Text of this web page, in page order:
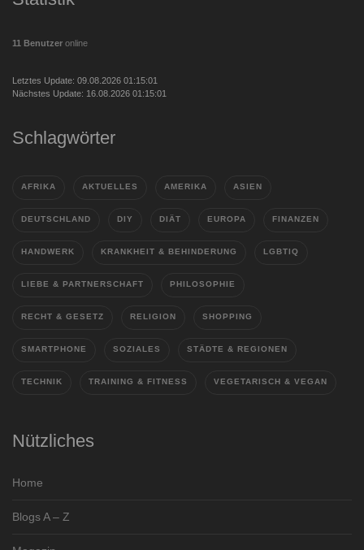
11 Benutzer online
Letztes Update: 09.08.2026 01:15:01
Nächstes Update: 16.08.2026 01:15:01
Schlagwörter
AFRIKA AKTUELLES AMERIKA ASIEN
DEUTSCHLAND DIY DIÄT EUROPA FINANZEN
HANDWERK KRANKHEIT & BEHINDERUNG LGBTIQ
LIEBE & PARTNERSCHAFT PHILOSOPHIE
RECHT & GESETZ RELIGION SHOPPING
SMARTPHONE SOZIALES STÄDTE & REGIONEN
TECHNIK TRAINING & FITNESS VEGETARISCH & VEGAN
Nützliches
Home
Blogs A – Z